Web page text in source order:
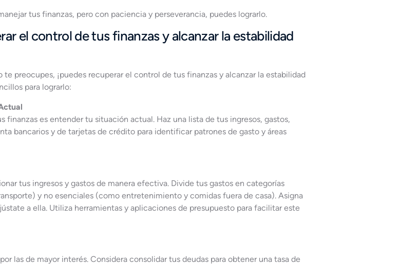
tus finanzas, pero con paciencia y perseverancia, puedes lograrlo.
el control de tus finanzas y alcanzar la estabilidad
preocupes, ¡puedes recuperar el control de tus finanzas y alcanzar la estabilidad
para lograrlo:
finanzas es entender tu situación actual. Haz una lista de tus ingresos, gastos,
bancarios y de tarjetas de crédito para identificar patrones de gasto y áreas
tus ingresos y gastos de manera efectiva. Divide tus gastos en categorías
y no esenciales (como entretenimiento y comidas fuera de casa). Asigna
a ella. Utiliza herramientas y aplicaciones de presupuesto para facilitar este
las de mayor interés. Considera consolidar tus deudas para obtener una tasa de